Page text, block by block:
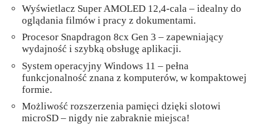
Wyświetlacz Super AMOLED 12,4-cala – idealny do
oglądania filmów i pracy z dokumentami.
Procesor Snapdragon 8cx Gen 3 – zapewniający
wydajność i szybką obsługę aplikacji.
System operacyjny Windows 11 – pełna
funkcjonalność znana z komputerów, w kompaktowej
formie.
Możliwość rozszerzenia pamięci dzięki slotowi
microSD – nigdy nie zabraknie miejsca!